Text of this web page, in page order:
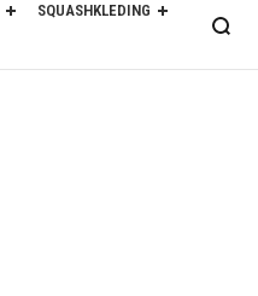
SQUASHKLEDING